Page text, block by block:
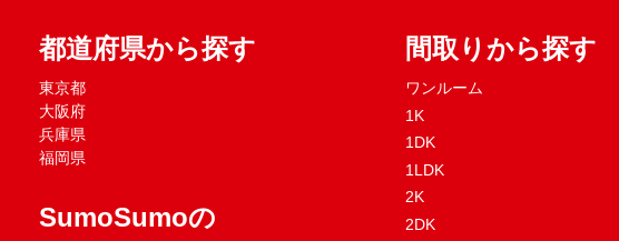
都道府県から探す
東京都
大阪府
兵庫県
福岡県
SumoSumoの
間取りから探す
ワンルーム
1K
1DK
1LDK
2K
2DK